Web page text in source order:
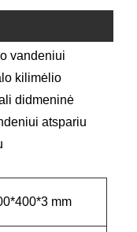
vandeniui
kilimėlio
didmeninė
atspariu
mm